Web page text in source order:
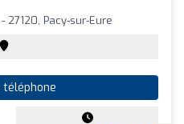
27120, Pacy-sur-Eure